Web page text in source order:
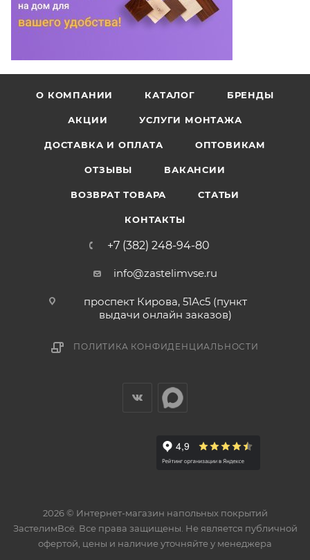
О КОМПАНИИ КАТАЛОГ БРЕНДЫ
АКЦИИ УСЛУГИ МОНТАЖА
ДОСТАВКА И ОПЛАТА ОПТОВИКАМ
ОТЗЫВЫ ВАКАНСИИ
ВОЗВРАТ ТОВАРА СТАТЬИ
КОНТАКТЫ
+7 (382) 248-94-80
info@zastelimvse.ru
проспект Кирова, 51Ас5 (пункт
выдачи онлайн заказов)
ПОЛИТИКА КОНФИДЕНЦИАЛЬНОСТИ
2026 © Интернет-магазин напольных покрытий
ЗастелимВсё. Все права защищены. Не является публичной
офертой, цены и наличие уточняйте у менеджера